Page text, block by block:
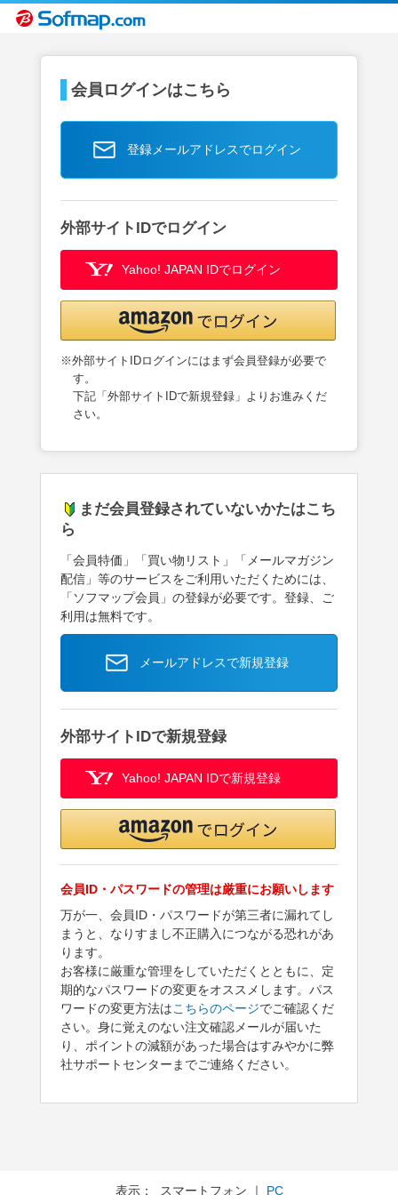
会員ログインはこちら
登録メールアドレスでログイン
外部サイトIDでログイン
Yahoo! JAPAN IDでログイン
※外部サイトIDログインにはまず会員登録が必要で
す。
下記「外部サイトIDで新規登録」よりお進みくだ
さい。
まだ会員登録されていないかたはこち
ら
「会員特価」「買い物リスト」「メールマガジン
配信」等のサービスをご利用いただくためには、
「ソフマップ会員」の登録が必要です。登録、ご
利用は無料です。
メールアドレスで新規登録
外部サイトIDで新規登録
Yahoo! JAPAN IDで新規登録
会員ID・パスワードの管理は厳重にお願いします
万が一、会員ID・パスワードが第三者に漏れてし
まうと、なりすまし不正購入につながる恐れがあ
ります。
お客様に厳重な管理をしていただくとともに、定
期的なパスワードの変更をオススメします。パス
ワードの変更方法はこちらのページでご確認くだ
さい。身に覚えのない注文確認メールが届いた
り、ポイントの減額があった場合はすみやかに弊
社サポートセンターまでご連絡ください。
表示： スマートフォン ｜ PC